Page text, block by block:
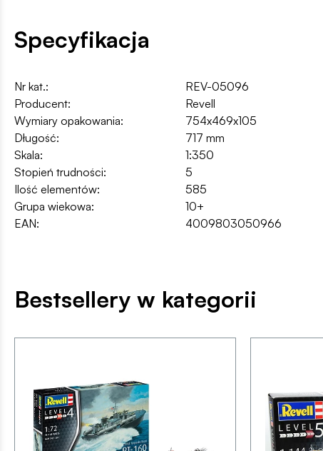
Specyfikacja
Nr kat.:
REV-05096
Producent:
Revell
Wymiary opakowania:
754x469x105
Długość:
717 mm
Skala:
1:350
Stopień trudności:
5
Ilość elementów:
585
Grupa wiekowa:
10+
EAN:
4009803050966
Bestsellery w kategorii